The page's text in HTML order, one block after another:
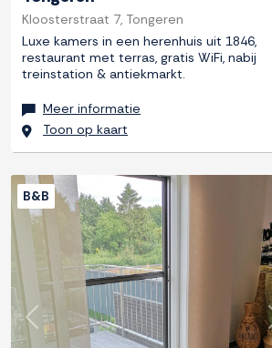
Kloosterstraat 7, Tongeren
Luxe kamers in een herenhuis uit 1846,
restaurant met terras, gratis WiFi, nabij
treinstation & antiekmarkt.
Meer informatie
Toon op kaart
Previous
B&B